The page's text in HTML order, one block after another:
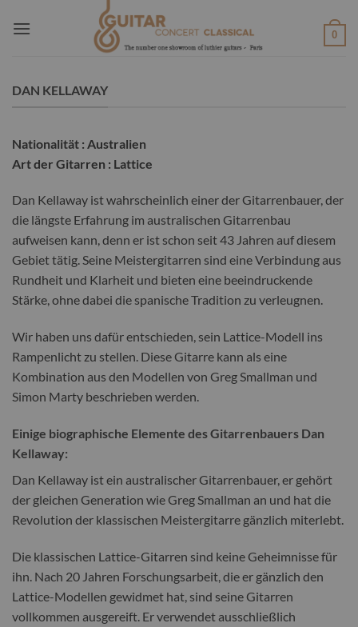
0
DAN KELLAWAY
Nationalität : Australien
Art der Gitarren : Lattice
Dan Kellaway ist wahrscheinlich einer der Gitarrenbauer, der
die längste Erfahrung im australischen Gitarrenbau
aufweisen kann, denn er ist schon seit 43 Jahren auf diesem
Gebiet tätig. Seine Meistergitarren sind eine Verbindung aus
Rundheit und Klarheit und bieten eine beeindruckende
Stärke, ohne dabei die spanische Tradition zu verleugnen.
Wir haben uns dafür entschieden, sein Lattice-Modell ins
Rampenlicht zu stellen. Diese Gitarre kann als eine
Kombination aus den Modellen von Greg Smallman und
Simon Marty beschrieben werden.
Einige biographische Elemente des Gitarrenbauers Dan
Kellaway:
Dan Kellaway ist ein australischer Gitarrenbauer, er gehört
der gleichen Generation wie Greg Smallman an und hat die
Revolution der klassischen Meistergitarre gänzlich miterlebt.
Die klassischen Lattice-Gitarren sind keine Geheimnisse für
ihn. Nach 20 Jahren Forschungsarbeit, die er gänzlich den
Lattice-Modellen gewidmet hat, sind seine Gitarren
vollkommen ausgereift. Er verwendet ausschließlich